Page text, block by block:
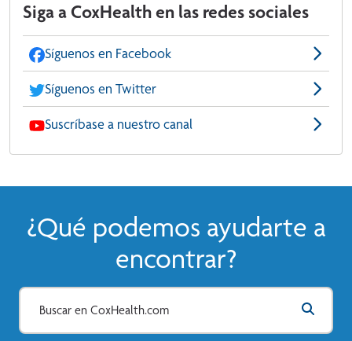
Siga a CoxHealth en las redes sociales
Síguenos en Facebook
Síguenos en Twitter
Suscríbase a nuestro canal
¿Qué podemos ayudarte a
encontrar?